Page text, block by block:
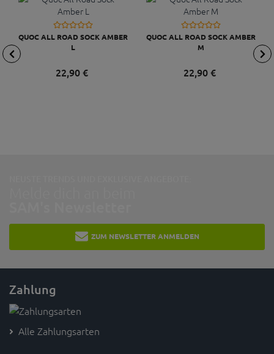
QUOC ALL ROAD SOCK AMBER
L
22,90 €
QUOC ALL ROAD SOCK AMBER
M
22,90 €
ZUM NEWSLETTER ANMELDEN
Zahlung
Alle Zahlungsarten